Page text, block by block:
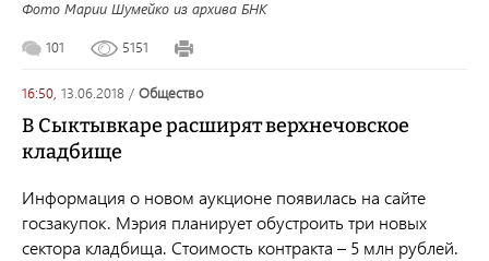
Фото Марии Шумейко из архива БНК
101 5151
16:50, 13.06.2018 / общество
В Сыктывкаре расширят верхнечовское
кладбище
Информация о новом аукционе появилась на сайте
госзакупок. Мэрия планирует обустроить три новых
сектора кладбища. Стоимость контракта – 5 млн рублей.